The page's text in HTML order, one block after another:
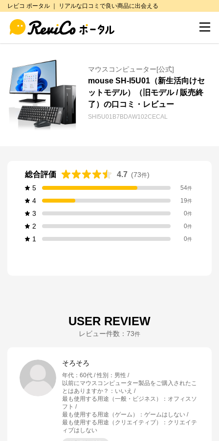
レビコ ポータル ｜ リアルな口コミで良い商品に出会える
マウスコンピューター[公式]
mouse SH-I5U01（新生活向けセ
ットモデル）（旧モデル / 販売終
了）の口コミ・レビュー
SHI5U01B7BDAW102CECAL
総合評価 4.7 (73件)
5
54件
4 19件
3 0件
2 0件
1 0件
USER REVIEW
レビュー件数： 73件
そろそろ
年代 ： 60代 性別 ： 男性
以前にマウスコンピューター製品をご購入されたこ
とはありますか？ ： いいえ
最も使用する用途（一般・ビジネス）
： オフィスソ
フト
最も使用する用途（ゲーム）
： ゲームはしない
最も使用する用途（クリエイティブ）
： クリエイテ
ィブはしない